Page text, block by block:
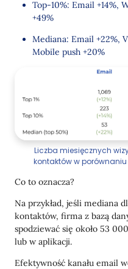
Top-10%: Email +14%,
+49%
Mediana: Email +22%,
Mobile push +20%
Liczba miesięcznych
kontaktów w
Co to oznacza?
Na przykład, jeśli mediana
kontaktów, firma z bazą
spodziewać się około 53
lub w aplikacji.
Efektywność kanału email